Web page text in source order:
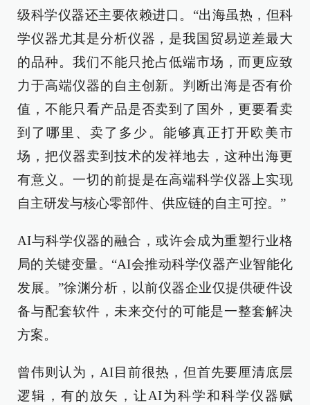
级科学仪器还主要依赖进口。“出海虽热，但科
学仪器尤其是分析仪器，是我国贸易逆差最大
的品种。我们不能只抢占低端市场，而更应致
力于高端仪器的自主创新。判断出海是否有价
值，不能只看产品是否卖到了国外，更要看卖
到了哪里、卖了多少。能够真正打开欧美市
场，把仪器卖到技术的发祥地去，这种出海更
有意义。一切的前提是在高端科学仪器上实现
自主研发与核心零部件、供应链的自主可控。”
AI与科学仪器的融合，或许会成为重塑行业格
局的关键变量。“AI会推动科学仪器产业智能化
发展。”徐渊分析，以前仪器企业仅提供硬件设
备与配套软件，未来交付的可能是一整套解决
方案。
曾伟则认为，AI目前很热，但首先要厘清底层
逻辑，有的放矢，让AI为科学和科学仪器赋